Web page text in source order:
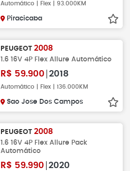
Automático | Flex | 93.000KM
Piracicaba
PEUGEOT 2008
1.6 16V 4P Flex Allure Automático
R$ 59.900 2018
Automático | Flex | 136.000KM
Sao Jose Dos Campos
PEUGEOT 2008
1.6 16V 4P Flex Allure Pack
Automático
R$ 59.990 2020